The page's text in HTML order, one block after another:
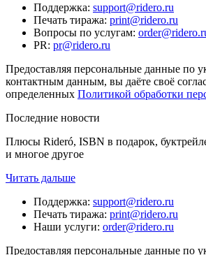
Поддержка: support@ridero.ru
Печать тиража: print@ridero.ru
Вопросы по услугам:
PR: pr@ridero.ru
Предоставляя персональные данные по
контактным данным, вы даёте своё
определенных Политикой обработки
Последние новости
Плюсы Rideró, ISBN в подарок,
и многое другое
Читать дальше
Поддержка: support@ridero.ru
Печать тиража: print@ridero.ru
Наши услуги: order@ridero.ru
Предоставляя персональные данные по